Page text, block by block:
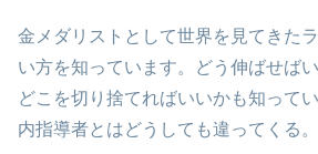
金メダリストとして世界を見てきた
い方を知っています。どう伸ばせば
どこを切り捨てればいいかも知って
内指導者とはどうしても違ってくる。